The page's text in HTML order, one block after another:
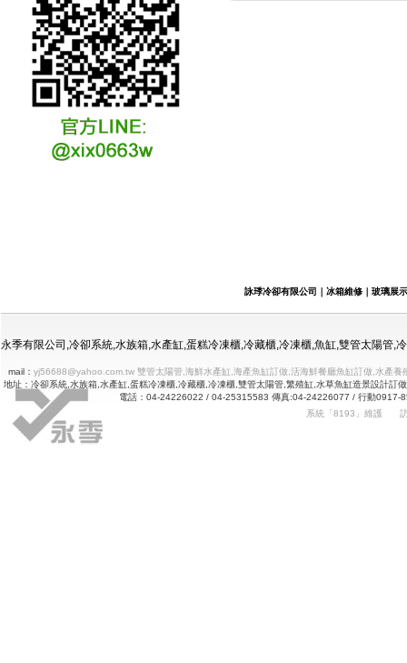
詠㻑冷卻有限公司｜冰箱維修｜玻璃展
永季有限公司,冷卻系統,水族箱,水產缸,蛋糕冷凍櫃,冷藏櫃,冷凍櫃,魚缸,雙管太陽管
mail： yj56688@yahoo.com.tw 雙管太陽管,海鮮水產缸,海產魚缸訂做,活海鮮餐廳魚缸訂做,水產
地址：冷卻系統,水族箱,水產缸,蛋糕冷凍櫃,冷藏櫃,冷凍櫃,雙管太陽管,繁殖缸,水草魚缸造景設計
電話：04-24226022 / 04-25315583 傳真:04-24226077 / 行動0917-
系統「8193」維護